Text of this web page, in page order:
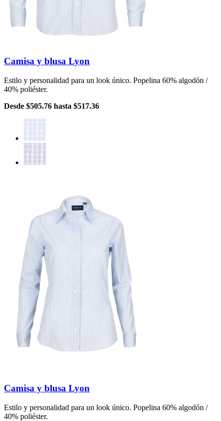
Camisa y blusa Lyon
Estilo y personalidad para un look único. Popelina 60% algodón /
40% poliéster.
Desde $505.76 hasta $517.36
Camisa y blusa Lyon
Estilo y personalidad para un look único. Popelina 60% algodón /
40% poliéster.